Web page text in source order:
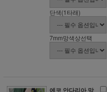
단색(1타래)
7mm망색상선택
에코 안다리아 망